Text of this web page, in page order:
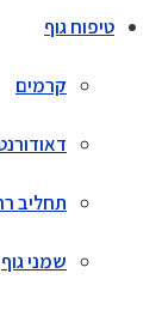
טיפוח גוף
קרמים
תחליב
שמני גוף